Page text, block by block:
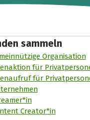
sammeln
Organisation
für
für
Creator*in